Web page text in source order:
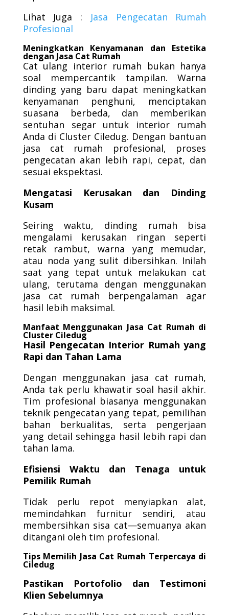
Lihat Juga : Jasa Pengecatan Rumah
Profesional
Meningkatkan Kenyamanan dan Estetika
dengan Jasa Cat Rumah
Cat ulang interior rumah bukan hanya
soal mempercantik tampilan. Warna
dinding yang baru dapat meningkatkan
kenyamanan penghuni, menciptakan
suasana berbeda, dan memberikan
sentuhan segar untuk interior rumah
Anda di Cluster Ciledug. Dengan bantuan
jasa cat rumah profesional, proses
pengecatan akan lebih rapi, cepat, dan
sesuai ekspektasi.
Mengatasi Kerusakan dan Dinding
Kusam
Seiring waktu, dinding rumah bisa
mengalami kerusakan ringan seperti
retak rambut, warna yang memudar,
atau noda yang sulit dibersihkan. Inilah
saat yang tepat untuk melakukan cat
ulang, terutama dengan menggunakan
jasa cat rumah berpengalaman agar
hasil lebih maksimal.
Manfaat Menggunakan Jasa Cat Rumah di
Cluster Ciledug
Hasil Pengecatan Interior Rumah yang
Rapi dan Tahan Lama
Dengan menggunakan jasa cat rumah,
Anda tak perlu khawatir soal hasil akhir.
Tim profesional biasanya menggunakan
teknik pengecatan yang tepat, pemilihan
bahan berkualitas, serta pengerjaan
yang detail sehingga hasil lebih rapi dan
tahan lama.
Efisiensi Waktu dan Tenaga untuk
Pemilik Rumah
Tidak perlu repot menyiapkan alat,
memindahkan furnitur sendiri, atau
membersihkan sisa cat—semuanya akan
ditangani oleh tim profesional.
Tips Memilih Jasa Cat Rumah Terpercaya di
Ciledug
Pastikan Portofolio dan Testimoni
Klien Sebelumnya